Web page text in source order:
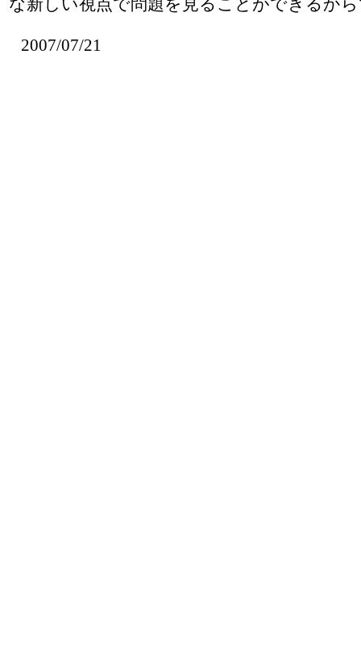
な新しい視点で問題を見ることができるか
2007/07/21